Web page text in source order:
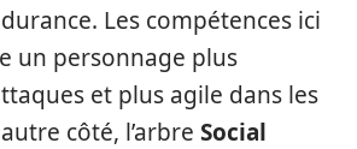
Les compétences ici
un personnage plus
et plus agile dans les
côté, l’arbre Social